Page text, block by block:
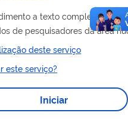
a texto completo
de pesquisadores da área
da pós-graduação de
e de universidades brasileiras,
determinado documento
por não encontrá-lo ou por não
da página da CNEN, o
deste serviço
este serviço?
Iniciar